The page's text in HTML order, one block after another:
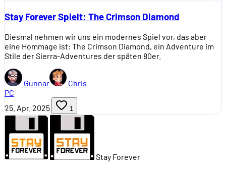
Stay Forever Spielt: The Crimson Diamond
Diesmal nehmen wir uns ein modernes Spiel vor, das aber
eine Hommage ist: The Crimson Diamond, ein Adventure im
Stile der Sierra-Adventures der späten 80er.
Gunnar
Chris
PC
25. Apr. 2025
1
Stay Forever